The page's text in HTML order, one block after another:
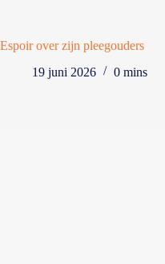
Espoir over zijn pleegouders
19 juni 2026
0 mins